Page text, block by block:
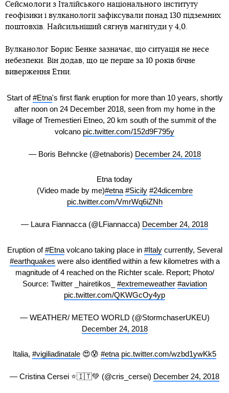
Сейсмологи з Італійського національного інституту
геофізики і вулканології зафіксували понад 130 підземних
поштовхів. Найсильніший сягнув магнітуди у 4,0.
Вулканолог Борис Бенке зазначає, що ситуація не несе
небезпеки. Він додав, що це перше за 10 років бічне
виверження Етни.
Start of#Etna's first flank eruption for more than 10 years, shortly
after noon on 24 December 2018, seen from my home in the
village of Tremestieri Etneo, 20 km south of the summit of the
volcano pic.twitter.com/152d9F795y
— Boris Behncke (@etnaboris) December 24, 2018
Etna today
(Video made by me)#etna #Sicily #24dicembre
pic.twitter.com/VmrWq6iZNh
— Laura Fiannacca (@LFiannacca) December 24, 2018
Eruption of#Etnavolcano taking place in #Italycurrently, Several
#earthquakes were also identified within a few kilometres with a
magnitude of 4 reached on the Richter scale. Report; Photo/
Source: Twitter _hairetikos_ #extremeweather #aviation
pic.twitter.com/QKWGcOy4yp
— WEATHER/ METEO WORLD (@StormchaserUKEU)
December 24, 2018
Italia, #vigiliadinatale 😍😰 #etna pic.twitter.com/wzbd1ywKk5
— Cristina Cersei ⭐️🇮🇹💚 (@cris_cersei) December 24, 2018